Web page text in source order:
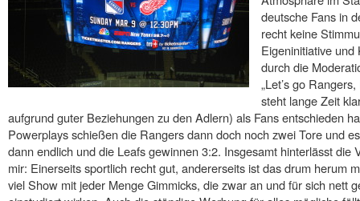
deutsche Fans in
recht keine
Eigeninitiative
durch die
„Let’s go
steht lange Zeit
aufgrund guter Beziehungen zu den Adlern) als Fans entschieden
Powerplays schießen die Rangers dann doch noch zwei Tore und
dann endlich und die Leafs gewinnen 3:2. Insgesamt hinterlässt die
mir: Einerseits sportlich recht gut, andererseits ist das drum herum
viel Show mit jeder Menge Gimmicks, die zwar an und für sich nett